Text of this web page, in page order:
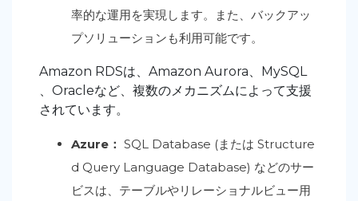
率的な運用を実現します。また、バックアッ
プソリューションも利用可能です。
Amazon RDSは、Amazon Aurora、MySQL
、Oracleなど、複数のメカニズムによって支援
されています。
Azure： SQL Database (または Structure
d Query Language Database) などのサー
ビスは、テーブルやリレーショナルビュー用